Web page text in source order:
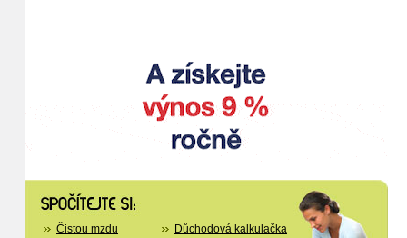
Čistou mzdu
Důchodová kalkulačka